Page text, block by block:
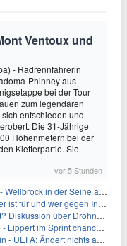
Ventoux und
- Radrennfahrerin
Phinney aus
bei der Tour
zum legendären
entschieden und
Die 31-Jährige
Höhenmetern bei der
Kletterpartie. Sie
vor 5 Stunden
in der Seine ausgebremst
für und wer gegen Infantino?
über Drohnenabwehr
im Sprint chancenlos
Ändert nichts an Boykott